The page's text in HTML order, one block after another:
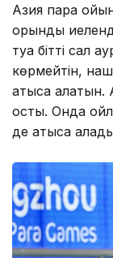
Азия пара
орынды
туа бітті сал
көрмейтін,
қатыса
қосты. Онда
де қатыса